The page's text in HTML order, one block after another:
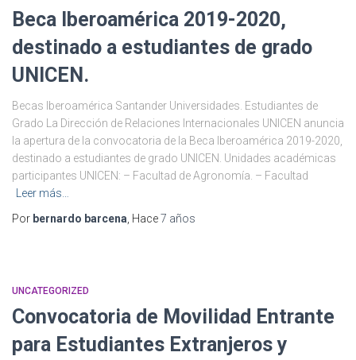
Beca Iberoamérica 2019-2020,
destinado a estudiantes de grado
UNICEN.
Becas Iberoamérica Santander Universidades. Estudiantes de
Grado La Dirección de Relaciones Internacionales UNICEN anuncia
la apertura de la convocatoria de la Beca Iberoamérica 2019-2020,
destinado a estudiantes de grado UNICEN. Unidades académicas
participantes UNICEN: – Facultad de Agronomía. – Facultad
Leer más…
Por bernardo barcena , Hace7 años
UNCATEGORIZED
Convocatoria de Movilidad Entrante
para Estudiantes Extranjeros y